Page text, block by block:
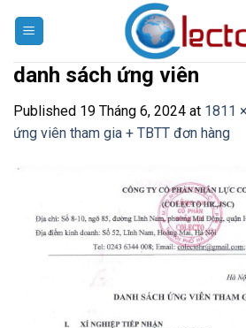
danh sách ứng viên
Published 19 Tháng 6, 2024 at 1811
ứng viên tham gia + TBTT đơn hàng